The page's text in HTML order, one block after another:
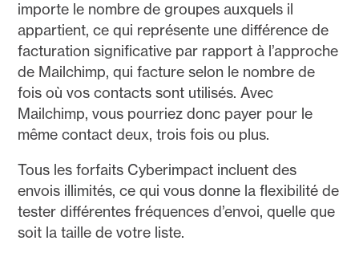
importe le nombre de groupes auxquels il
appartient, ce qui représente une différence de
facturation significative par rapport à l’approche
de Mailchimp, qui facture selon le nombre de
fois où vos contacts sont utilisés. Avec
Mailchimp, vous pourriez donc payer pour le
même contact deux, trois fois ou plus.
Tous les forfaits Cyberimpact incluent des
envois illimités, ce qui vous donne la flexibilité de
tester différentes fréquences d’envoi, quelle que
soit la taille de votre liste.